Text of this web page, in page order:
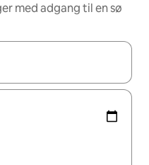
med adgang til en sø
skal du navigere med